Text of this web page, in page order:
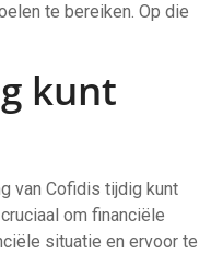
te bereiken. Op die
kunt
van Cofidis tijdig kunt
om financiële
situatie en ervoor te